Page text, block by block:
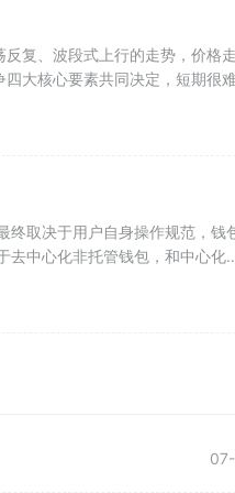
复、波段式上行的走势，价格
大核心要素共同决定，短期很
终取决于用户自身操作规范，钱
去中心化非托管钱包，和中心化